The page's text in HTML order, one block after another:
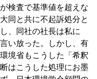
検査で基準値を超えな
同と共に不起訴処分と
、同社の社長は私に
い放った。しかし、有
境省もこうした「希釈
はこうした処理にお墨